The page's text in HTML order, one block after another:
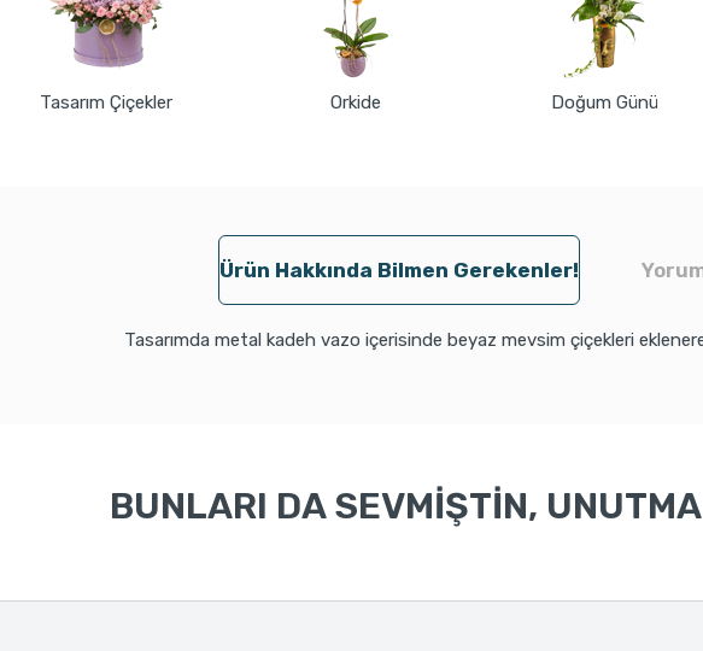
Tasarım Çiçekler Orkide Doğum Günü
Ürün Hakkında Bilmen Gerekenler!
Tasarımda metal kadeh vazo içerisinde beyaz mevsim çiçekleri
BUNLARI DA SEVMİŞTİN,